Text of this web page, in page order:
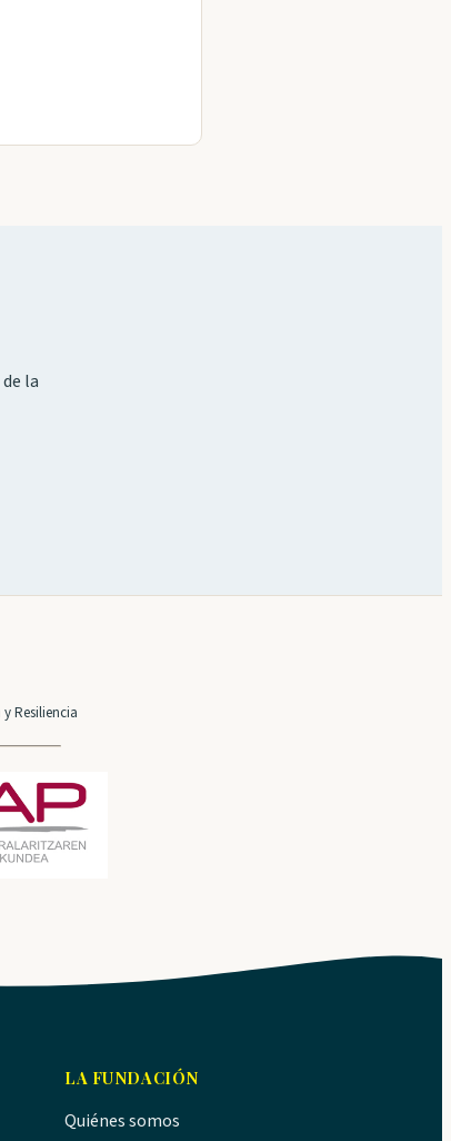
la
Resiliencia
LA FUNDACIÓN
Quiénes somos